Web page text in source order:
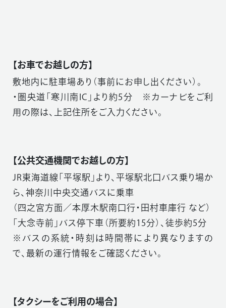
【お車でお越しの方】
敷地内に駐車場あり（事前にお申し出ください）。
・圏央道「寒川南IC」より約5分 ※カーナビをご利
用の際は、上記住所をご入力ください。
【公共交通機関でお越しの方】
JR東海道線「平塚駅」より、平塚駅北口バス乗り場か
ら、神奈川中央交通バスに乗車
（四之宮方面／本厚木駅南口行・田村車庫行 など）
「大念寺前」バス停下車（所要約15分）、徒歩約5分
※バスの系統・時刻は時間帯により異なりますの
で、最新の運行情報をご確認ください。
【タクシーをご利用の場合】